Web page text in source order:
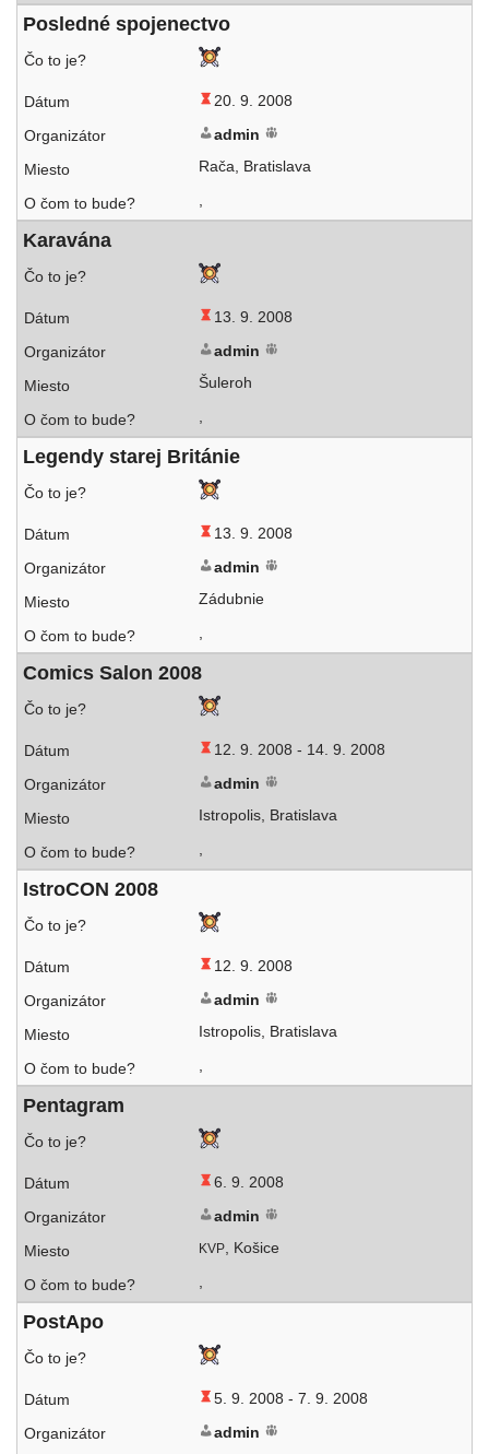
Posledné spo­je­nec­tvo
20. 9. 2008
admin
Rača, Bratislava
,
Karavána
13. 9. 2008
admin
Šuleroh
,
Legendy sta­rej Británie
13. 9. 2008
admin
Zádubnie
,
Comics Salon 2008
12. 9. 2008 - 14. 9. 2008
admin
Istropolis, Bratislava
,
IstroCON 2008
12. 9. 2008
admin
Istropolis, Bratislava
,
Pentagram
6. 9. 2008
admin
KVP, Košice
,
PostApo
5. 9. 2008 - 7. 9. 2008
admin